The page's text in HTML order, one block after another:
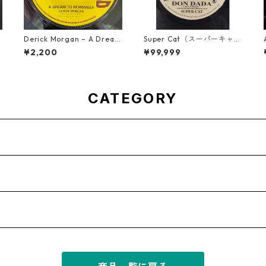
Derick Morgan – A Dream
To Remember【7-21824】
¥2,200
Super Cat（スーパーキャッ
ト） - Don Dada【7inch】
¥99,999
CATEGORY